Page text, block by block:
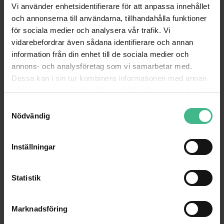
Vi använder enhetsidentifierare för att anpassa innehållet
och annonserna till användarna, tillhandahålla funktioner
för sociala medier och analysera vår trafik. Vi
vidarebefordrar även sådana identifierare och annan
information från din enhet till de sociala medier och
annons- och analysföretag som vi samarbetar med.
Dessa kan i sin tur kombinera informationen med annan
Nödvändig
Inställningar
Statistik
Marknadsföring
ACCESSORY POWER CABLE 3X1.5 100M H07RN-F
3 107 kr
GÅ TILL PRODUKT